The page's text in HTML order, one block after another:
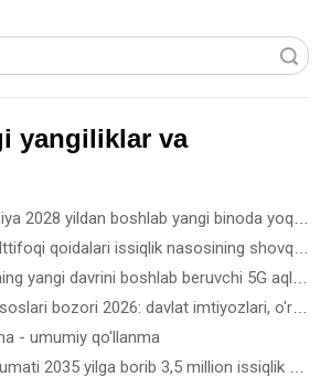
yangiliklar va
- umumiy qo'llanma